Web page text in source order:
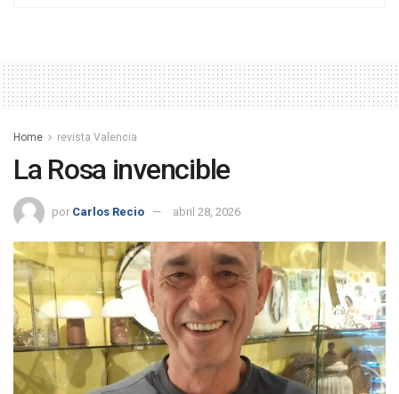
Home revista Valencia
La Rosa invencible
por Carlos Recio abril 28, 2026